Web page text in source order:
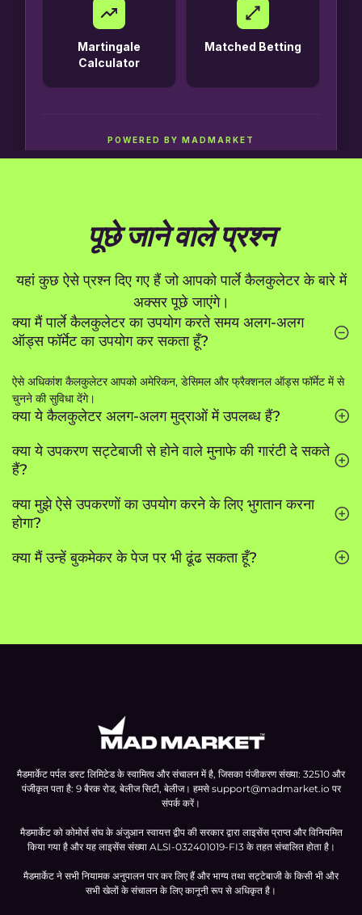
पूछे जाने वाले प्रश्न
यहां कुछ ऐसे प्रश्न दिए गए हैं जो आपको पार्ले कैलकुलेटर के बारे में
अक्सर पूछे जाएंगे।
क्या मैं पार्ले कैलकुलेटर का उपयोग करते समय अलग-अलग
ऑड्स फॉर्मेट का उपयोग कर सकता हूँ?
ऐसे अधिकांश कैलकुलेटर आपको अमेरिकन, डेसिमल और फ्रैक्शनल ऑड्स फॉर्मेट में से
चुनने की सुविधा देंगे।
क्या ये कैलकुलेटर अलग-अलग मुद्राओं में उपलब्ध हैं?
क्या ये उपकरण सट्टेबाजी से होने वाले मुनाफे की गारंटी दे सकते
हैं?
क्या मुझे ऐसे उपकरणों का उपयोग करने के लिए भुगतान करना
होगा?
क्या मैं उन्हें बुकमेकर के पेज पर भी ढूंढ सकता हूँ?
मैडमार्केट पर्पल डस्ट लिमिटेड के स्वामित्व और संचालन में है, जिसका पंजीकरण संख्या: 32510 और
पंजीकृत पता है: 9 बैरक रोड, बेलीज सिटी, बेलीज। हमसे support@madmarket.io पर
संपर्क करें।
मैडमार्केट को कोमोर्स संघ के अंजुआन स्वायत्त द्वीप की सरकार द्वारा लाइसेंस प्राप्त और विनियमित
किया गया है और यह लाइसेंस संख्या ALSI-032401019-FI3 के तहत संचालित होता है।
मैडमार्केट ने सभी नियामक अनुपालन पार कर लिए हैं और भाग्य तथा सट्टेबाजी के किसी भी और
सभी खेलों के संचालन के लिए कानूनी रूप से अधिकृत है।